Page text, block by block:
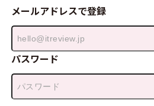
メールアドレスで登録
パスワード